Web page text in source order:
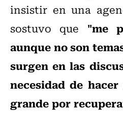
insistir en una
sostuvo que "me
aunque no son
surgen en las
necesidad de
grande por